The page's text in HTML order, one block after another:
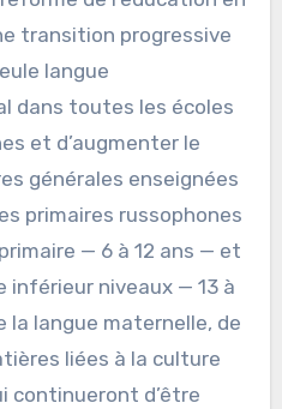
transition progressive
langue
dans toutes les écoles
et d’augmenter le
générales enseignées
primaires russophones
— 6 à 12 ans — et
inférieur niveaux — 13 à
la langue maternelle, de
liées à la culture
continueront d’être